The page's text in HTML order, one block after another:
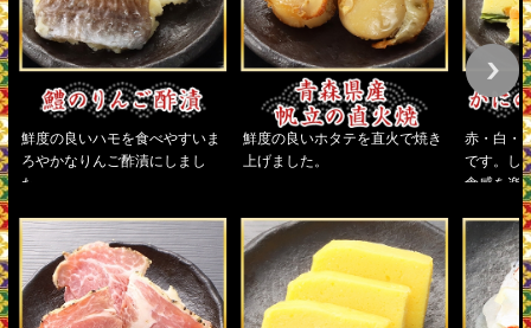
鮮度の良いハモを食べやすいま
ろやかなりんご酢漬にしまし
た。
鮮度の良いホタテを直火で焼き
上げました。
赤・白・
です。し
食感を楽